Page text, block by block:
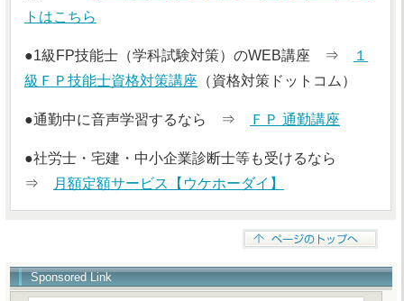
トはこちら
●1級FP技能士（学科試験対策）のWEB講座 ⇒
１
級ＦＰ技能士資格対策講座 （資格対策ドットコム）
●通勤中に音声学習するなら ⇒ ＦＰ 通勤講座
●社労士・宅建・中小企業診断士等も受けるなら
⇒
月額定額サービス【ウケホーダイ】
Sponsored Link